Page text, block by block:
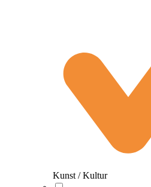
Kunst / Kultur